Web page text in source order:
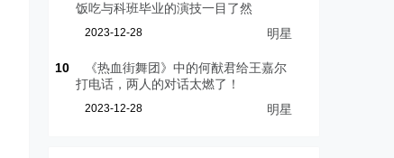
饭吃与科班毕业的演技一目了然
2023-12-28 明星
10
《热血街舞团》中的何猷君给王嘉尔
打电话，两人的对话太燃了！
2023-12-28 明星